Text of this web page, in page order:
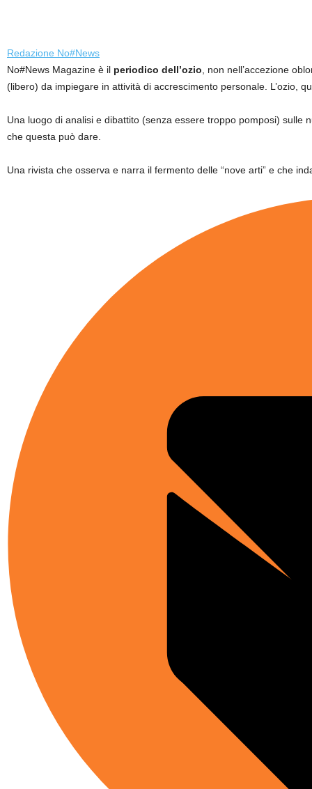
Redazione No#News
No#News Magazine è il periodico dell’ozio , non nell’accezione
(libero) da impiegare in attività di accrescimento personale. L’ozio,
Una luogo di analisi e dibattito (senza essere troppo pomposi)
che questa può dare.
Una rivista che osserva e narra il fermento delle “nove arti” e che